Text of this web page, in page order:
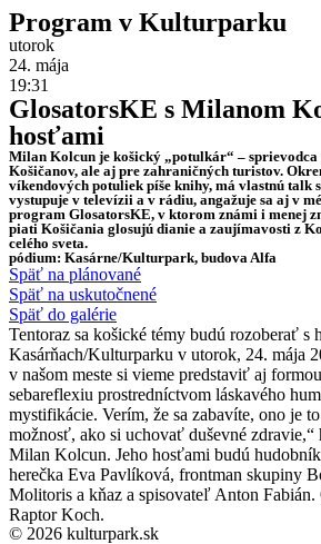
Program v Kulturparku
utorok
24. mája
19:31
GlosatorsKE s Milanom
hosťami
Milan Kolcun je košický „potulkár“ – sprievodca
Košičanov, ale aj pre zahraničných turistov.
víkendových potuliek píše knihy, má vlastnú talk
vystupuje v televízii a v rádiu, angažuje sa aj v
program GlosatorsKE, v ktorom známi i menej
piati Košičania glosujú dianie a zaujímavosti z
celého sveta.
pódium: Kasárne/Kulturpark, budova Alfa
Späť na plánované
Späť na uskutočnené
Späť do galérie
Tentoraz sa košické témy budú rozoberať s
Kasárňach/Kulturparku v utorok, 24. mája
v našom meste si vieme predstaviť aj
sebareflexiu prostredníctvom láskavého
mystifikácie. Verím, že sa zabavíte, ono je
možnosť, ako si uchovať duševné zdravie,“
Milan Kolcun. Jeho hosťami budú
herečka Eva Pavlíková, frontman skupiny
Molitoris a kňaz a spisovateľ Anton Fabián.
Raptor Koch.
© 2026 kulturpark.sk